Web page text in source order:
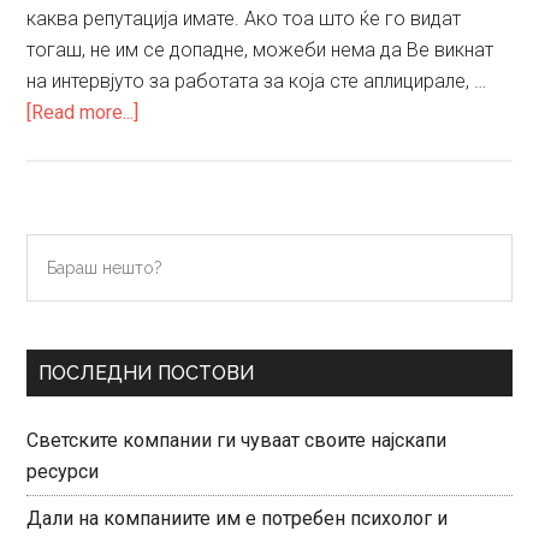
каква репутација имате. Ако тоа што ќе го видат
тогаш, не им се допадне, можеби нема да Ве викнат
на интервјуто за работата за која сте аплицирале, …
[Read more...]
подобрите
Вашата
online
Primary
Sidebar
нешто?
ПОСЛЕДНИ ПОСТОВИ
Светските компании ги чуваат своите најскапи
ресурси
Дали на компаниите им е потребен психолог и